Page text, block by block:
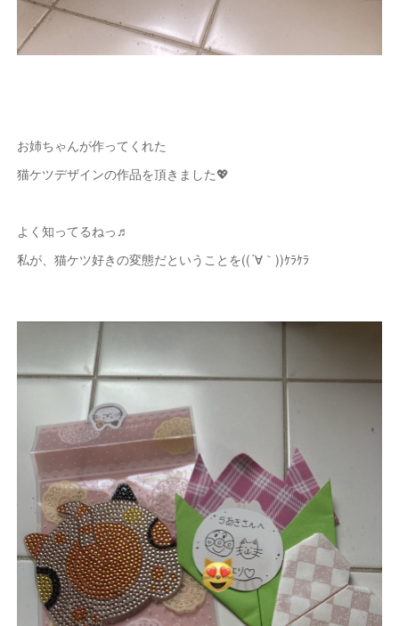
お姉ちゃんが作ってくれた
猫ケツデザインの作品を頂きました💖
よく知ってるねっ♬
私が、猫ケツ好きの変態だということを((´∀｀))ｹﾗｹﾗ